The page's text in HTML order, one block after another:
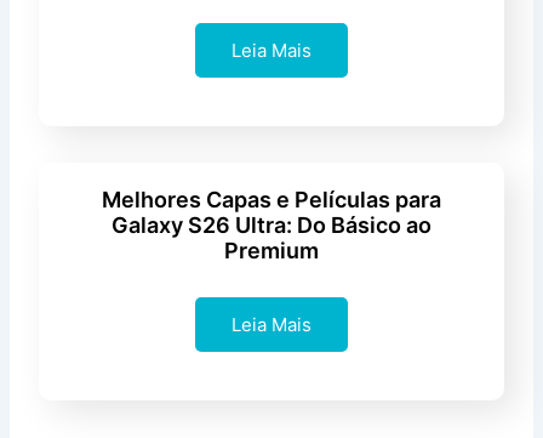
Leia Mais
Melhores Capas e Películas para
Galaxy S26 Ultra: Do Básico ao
Premium
Leia Mais